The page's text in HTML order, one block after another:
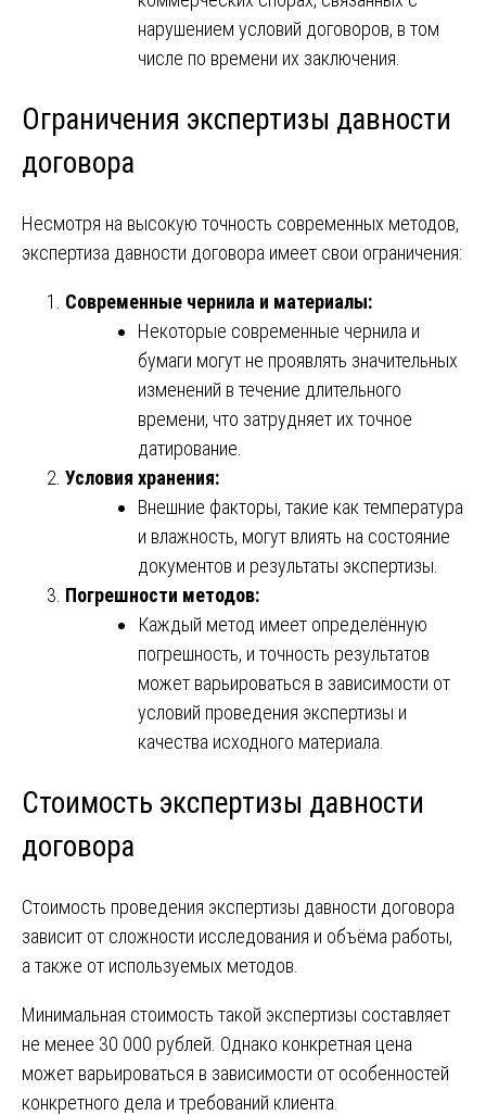
нарушением условий договоров, в том
числе по времени их заключения.
Ограничения экспертизы давности
договора
Несмотря на высокую точность современных методов,
экспертиза давности договора имеет свои ограничения:
Современные чернила и материалы:
Некоторые современные чернила и
бумаги могут не проявлять значительных
изменений в течение длительного
времени, что затрудняет их точное
датирование.
Условия хранения:
Внешние факторы, такие как температура
и влажность, могут влиять на состояние
документов и результаты экспертизы.
Погрешности методов:
Каждый метод имеет определённую
погрешность, и точность результатов
может варьироваться в зависимости от
условий проведения экспертизы и
качества исходного материала.
Стоимость экспертизы давности
договора
Стоимость проведения экспертизы давности договора
зависит от сложности исследования и объёма работы,
а также от используемых методов.
Минимальная стоимость такой экспертизы составляет
не менее 30 000 рублей. Однако конкретная цена
может варьироваться в зависимости от особенностей
конкретного дела и требований клиента.